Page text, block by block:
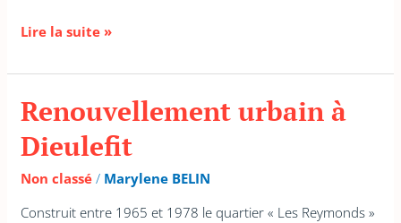
Lire la suite »
Renouvellement urbain à
Dieulefit
Non classé / Marylene BELIN
Construit entre 1965 et 1978 le quartier « Les Reymonds »
Renouvellement
urbain
Dieulefit